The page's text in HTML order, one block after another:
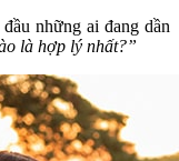
những ai đang dần
là hợp lý nhất?”